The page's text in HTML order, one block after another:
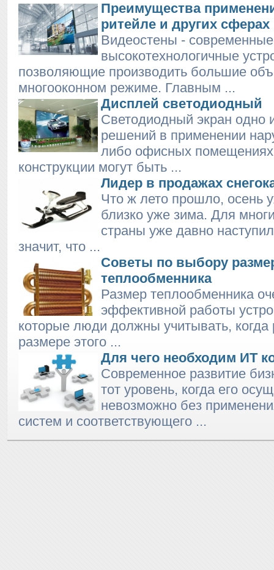
Преимущества
ритейле и других сферах
Видеостены - современные
высокотехнологичные
позволяющие производить большие
многооконном режиме. Главным ...
Дисплей светодиодный
Светодиодный экран одно
решений в применении
либо офисных
конструкции могут быть ...
Лидер в продажах
Что ж лето прошло, осень
близко уже зима. Для
страны уже давно
значит, что ...
Советы по выбору
теплообменника
Размер теплообменника
эффективной работы
которые люди должны учитывать, когда
размере этого ...
Для чего необходим ИТ
Современное развитие
тот уровень, когда его
невозможно без
систем и соответствующего ...